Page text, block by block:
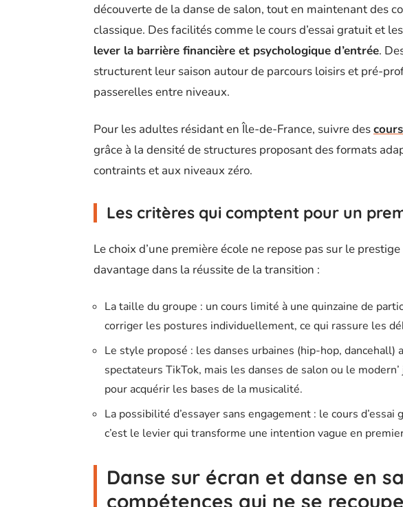
découverte de la danse de salon, tout en maintenant des
classique. Des facilités comme le cours d’essai gratuit et
lever la barrière financière et psychologique d’entrée.
structurent leur saison autour de parcours loisirs et pré-
passerelles entre niveaux.
Pour les adultes résidant en Île-de-France, suivre des
grâce à la densité de structures proposant des formats
contraints et aux niveaux zéro.
Les critères qui comptent pour un
Le choix d’une première école ne repose pas sur le
davantage dans la réussite de la transition :
La taille du groupe : un cours limité à une quinzaine de
corriger les postures individuellement, ce qui rassure les
Le style proposé : les danses urbaines (hip-hop,
spectateurs TikTok, mais les danses de salon ou le
pour acquérir les bases de la musicalité.
La possibilité d’essayer sans engagement : le cours
c’est le levier qui transforme une intention vague en
Danse sur écran et danse en
compétences qui ne se